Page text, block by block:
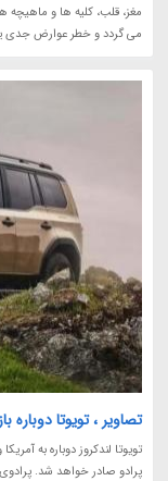
مغز، قلب، کلیه ها و ماهیچه
می گردد و خطر عوارض جدی
تصاویر ، تویوتا دوباره
تویوتا لندکروز دوباره به